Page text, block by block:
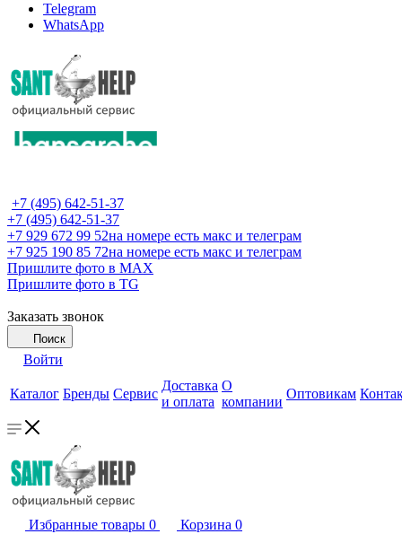
Telegram
WhatsApp
+7 (495) 642-51-37
+7 (495) 642-51-37
+7 929 672 99 52на номере есть макс и телеграм
+7 925 190 85 72на номере есть макс и телеграм
Пришлите фото в MAX
Пришлите фото в TG
Заказать звонок
Поиск
Войти
Каталог Бренды Сервис
Доставка
и оплата
О
компании
Оптовикам
Избранные товары 0 Корзина 0